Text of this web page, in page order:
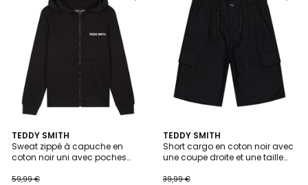
TEDDY SMITH
Sweat zippé à capuche en
coton noir uni avec poches
59,99 €
TEDDY SMITH
Short cargo en coton noir avec
une coupe droite et une taille
39,99 €